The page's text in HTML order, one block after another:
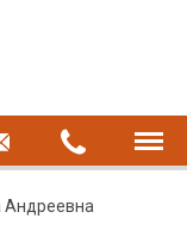
Андреевна